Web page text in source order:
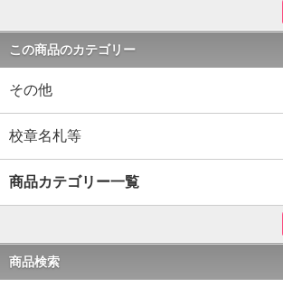
この商品のカテゴリー
その他
校章名札等
商品カテゴリー一覧
商品検索